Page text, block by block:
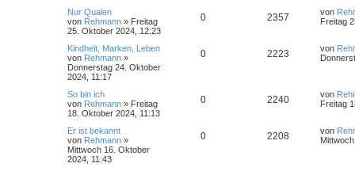
Nur Qualen
von Rehmann » Freitag
25. Oktober 2024, 12:23
0 2357 von
Freitag
Kindheit, Marken, Leben
von Rehmann »
Donnerstag 24. Oktober
2024, 11:17
0 2223 von
So bin ich
von Rehmann » Freitag
18. Oktober 2024, 11:13
0 2240 von
Freitag
Er ist bekannt
von Rehmann »
Mittwoch 16. Oktober
2024, 11:43
0 2208 von